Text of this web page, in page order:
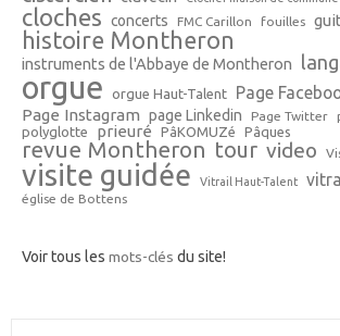
cloches concerts FMC Carillon fouilles
histoire Montheron
instruments de l'Abbaye de Montheron
orgue orgue Haut-Talent Page
Page Instagram page Linkedin Page Twitter
polyglotte prieuré PâKOMUZé Pâques
revue Montheron tour video
visite guidée Vitrail Haut-Talent
église de Bottens
Voir tous les mots-clés du site!